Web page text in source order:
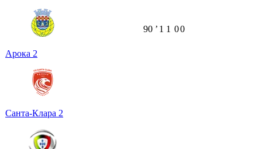
Арока 2
Санта-Клара 2
90 ʼ 1 1 00